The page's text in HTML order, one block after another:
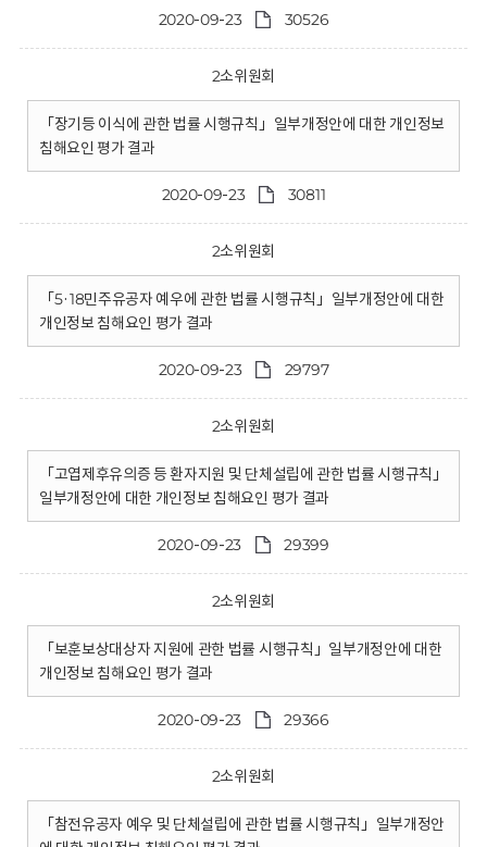
2020-09-23 30526
2소위원회
「장기등 이식에 관한 법률 시행규칙」일부개정안에 대한 개인정보
침해요인 평가 결과
2020-09-23 30811
2소위원회
「5·18민주유공자 예우에 관한 법률 시행규칙」일부개정안에 대한
개인정보 침해요인 평가 결과
2020-09-23 29797
2소위원회
「고엽제후유의증 등 환자지원 및 단체설립에 관한 법률 시행규칙」
일부개정안에 대한 개인정보 침해요인 평가 결과
2020-09-23 29399
2소위원회
「보훈보상대상자 지원에 관한 법률 시행규칙」일부개정안에 대한
개인정보 침해요인 평가 결과
2020-09-23 29366
2소위원회
「참전유공자 예우 및 단체설립에 관한 법률 시행규칙」일부개정안